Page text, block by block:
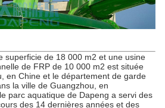
superficie de 18 000 m2 et une usine
de FRP de 10 000 m2 est située
en Chine et le département de garde
la ville de Guangzhou, en
parc aquatique de Dapeng a servi des
des 14 dernières années et des